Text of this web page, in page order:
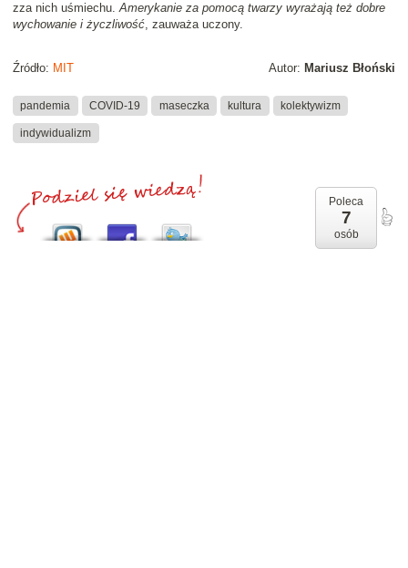
zza nich uśmiechu.Amerykanie za pomocą twarzy wyrażają też dobre
wychowanie i życzliwość, zauważa uczony.
Autor: Mariusz Błoński
Źródło: MIT
pandemia COVID-19 maseczka kultura kolektywizm
indywidualizm
Poleca
7
osób